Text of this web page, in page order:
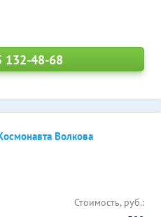
132-48-68
Волкова
Стоимость, руб.: